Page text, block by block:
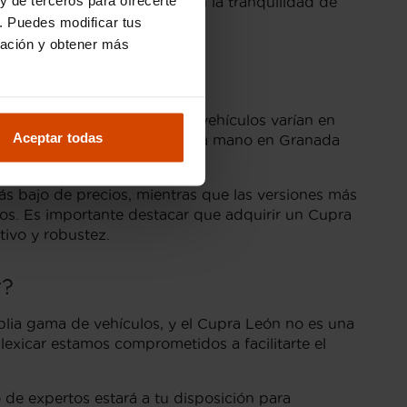
Puedes modificar tus
y obtener más
Aceptar todas
Los precios para estos vehículos varían en
Cupra León de segunda mano en Granada
bajo de precios, mientras que las versiones más
Es importante destacar que adquirir un Cupra
y robustez.
gama de vehículos, y el Cupra León no es una
estamos comprometidos a facilitarte el
expertos estará a tu disposición para